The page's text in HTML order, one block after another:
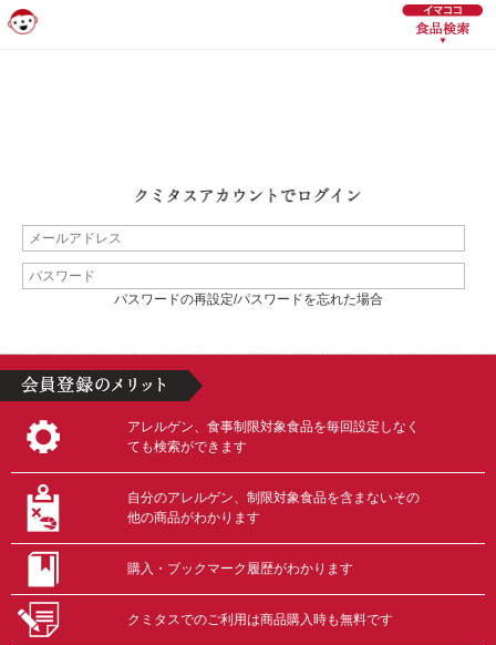
パスワードの再設定/パスワードを忘れた場合
アレルゲン、食事制限対象食品を毎回設定しなく
ても検索ができます
自分のアレルゲン、制限対象食品を含まないその
他の商品がわかります
購入・ブックマーク履歴がわかります
クミタスでのご利用は商品購入時も無料です